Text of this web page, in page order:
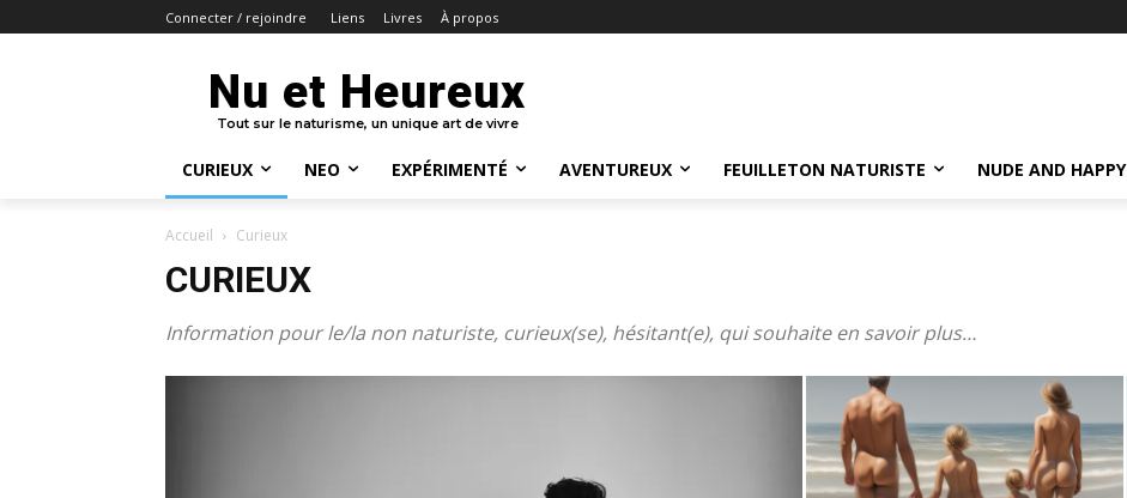
Connecter / rejoindre Liens Livres À propos
Nu et Heureux
Tout sur le naturisme, un unique art de vivre
CURIEUX NEO EXPÉRIMENTÉ AVENTUREUX FEUILLETON NATURISTE NUDE AND HAPPY
Accueil Curieux
CURIEUX
Information pour le/la non naturiste, curieux(se), hésitant(e), qui souhaite en savoir plus…